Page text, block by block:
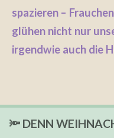
spazieren –
glühen nicht nur
irgendwie auch die
🔦 DENN